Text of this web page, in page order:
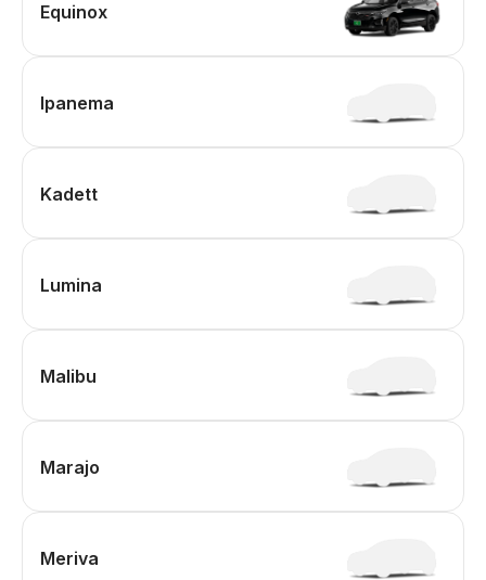
Equinox
Ipanema
Kadett
Lumina
Malibu
Marajo
Meriva